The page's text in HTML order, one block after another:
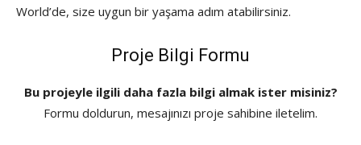
World’de, size uygun bir yaşama adım atabilirsiniz.
Proje Bilgi Formu
Bu projeyle ilgili daha fazla bilgi almak ister misiniz?
Formu doldurun, mesajınızı proje sahibine iletelim.